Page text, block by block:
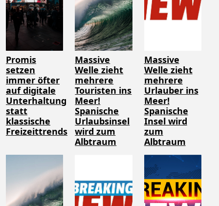
Promis
setzen
immer öfter
auf digitale
Unterhaltung
statt
klassische
Freizeittrends
Massive
Welle zieht
mehrere
Touristen ins
Meer!
Spanische
Urlaubsinsel
wird zum
Albtraum
Massive
Welle zieht
mehrere
Urlauber ins
Meer!
Spanische
Insel wird
zum
Albtraum